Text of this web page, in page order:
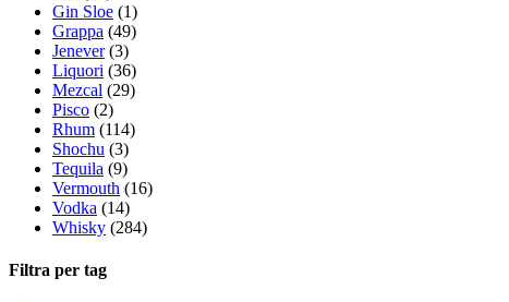
Gin Sloe (1)
Grappa (49)
Jenever (3)
Liquori (36)
Mezcal (29)
Pisco (2)
Rhum (114)
Shochu (3)
Tequila (9)
Vermouth (16)
Vodka (14)
Whisky (284)
Filtra per tag